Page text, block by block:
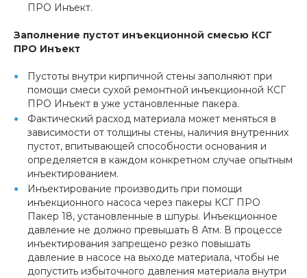
ПРО Инъект.
Заполнение пустот инъекционной смесью КСГ
ПРО Инъект
Пустоты внутри кирпичной стены заполняют при
помощи смеси сухой ремонтной инъекционной КСГ
ПРО Инъект в уже установленные пакера.
Фактический расход материала может меняться в
зависимости от толщины стены, наличия внутренних
пустот, впитывающей способности основания и
определяется в каждом конкретном случае опытным
инъектированием.
Инъектирование производить при помощи
инъекционного насоса через пакеры КСГ ПРО
Пакер 18, установленные в шпуры. Инъекционное
давление не должно превышать 8 Атм. В процессе
инъектирования запрещено резко повышать
давление в насосе на выходе материала, чтобы не
допустить избыточного давления материала внутри